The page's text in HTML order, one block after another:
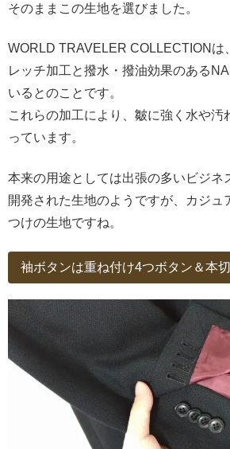
そのままこの生地を選びました。
WORLD TRAVELER COLLECTIONは
レッチ加工と撥水・撥油効果のある
いるとのことです。
これらの加工により、皺に強く水や汚
っています。
本来の用途としては出張の多いビジネ
開発された生地のようですが、カジュ
つけの生地ですね。
袖ボタンは重ね付け4つボタン＆本